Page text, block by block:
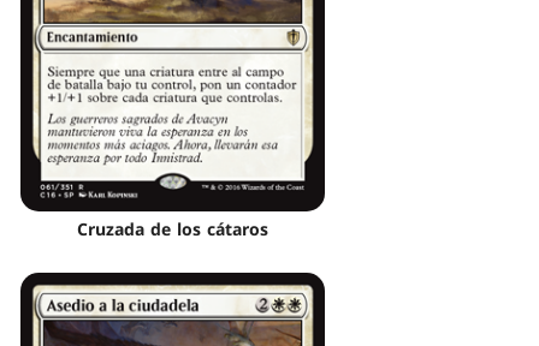
Cruzada de los cátaros